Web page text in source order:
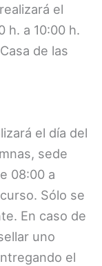
el
h. a 10:00 h.
de las
el día del
sede
08:00 a
Sólo se
En caso de
uno
el